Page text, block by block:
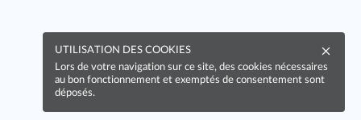
UTILISATION DES COOKIES
Lors de votre navigation sur ce site, des cookies nécessaires
au bon fonctionnement et exemptés de consentement sont
déposés.